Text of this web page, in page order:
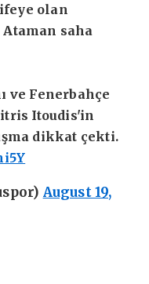
olan
saha
ve Fenerbahçe
Itoudis'in
dikkat çekti.
August 19,